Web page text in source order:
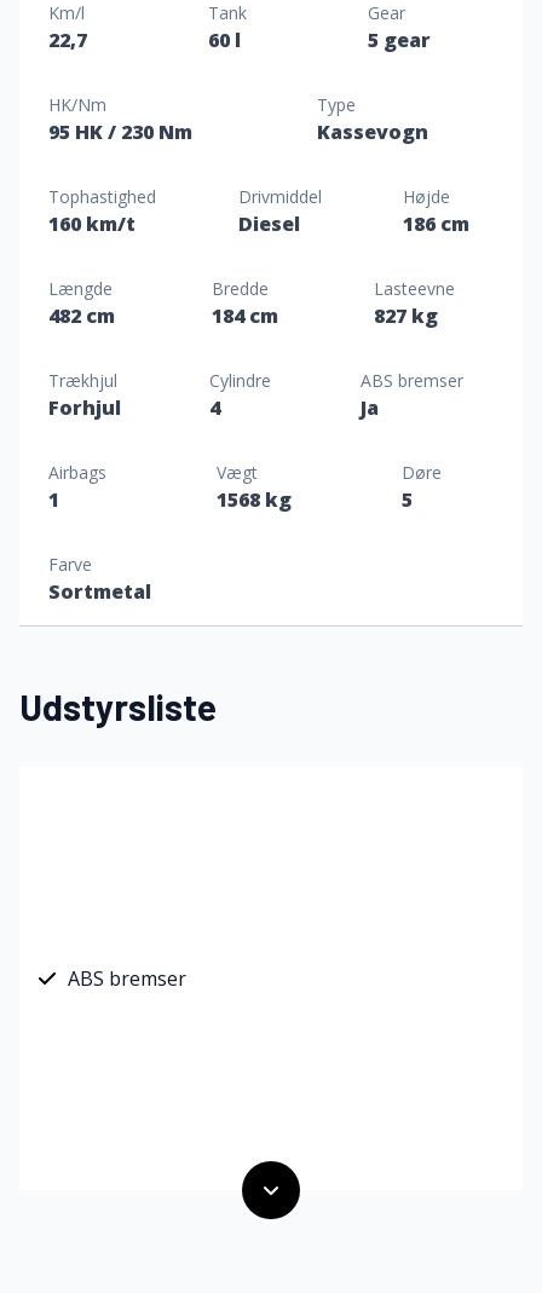
Km/l
22,7
Tank
60 l
Gear
5 gear
HK/Nm
95 HK/ 230 Nm
Type
Kassevogn
Tophastighed
160 km/t
Drivmiddel
Diesel
Højde
186 cm
Længde
482 cm
Bredde
184 cm
Lasteevne
827 kg
Trækhjul
Forhjul
Cylindre
4
ABS bremser
Ja
Airbags
1
Vægt
1568 kg
Døre
5
Farve
Sortmetal
Udstyrsliste
ABS bremser